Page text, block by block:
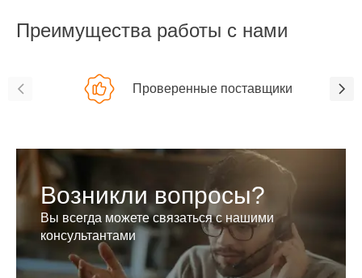
Преимущества работы с нами
Проверенные поставщики
Возникли вопросы?
Вы всегда можете связаться с нашими
консультантами